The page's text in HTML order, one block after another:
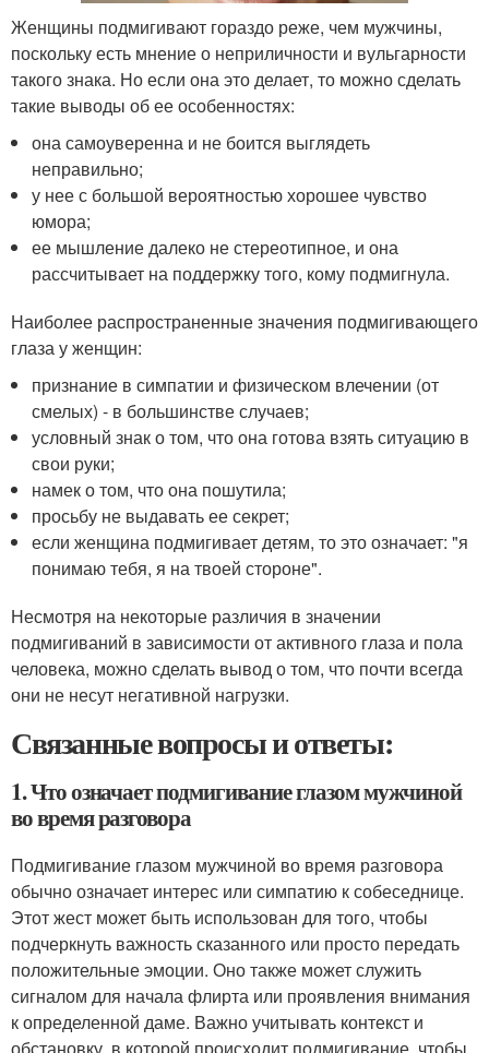
Женщины подмигивают гораздо реже, чем мужчины,
поскольку есть мнение о неприличности и вульгарности
такого знака. Но если она это делает, то можно сделать
такие выводы об ее особенностях:
она самоуверенна и не боится выглядеть
неправильно;
у нее с большой вероятностью хорошее чувство
юмора;
ее мышление далеко не стереотипное, и она
рассчитывает на поддержку того, кому подмигнула.
Наиболее распространенные значения подмигивающего
глаза у женщин:
признание в симпатии и физическом влечении (от
смелых) - в большинстве случаев;
условный знак о том, что она готова взять ситуацию в
свои руки;
намек о том, что она пошутила;
просьбу не выдавать ее секрет;
если женщина подмигивает детям, то это означает: "я
понимаю тебя, я на твоей стороне".
Несмотря на некоторые различия в значении
подмигиваний в зависимости от активного глаза и пола
человека, можно сделать вывод о том, что почти всегда
они не несут негативной нагрузки.
Связанные вопросы и ответы:
1. Что означает подмигивание глазом мужчиной
во время разговора
Подмигивание глазом мужчиной во время разговора
обычно означает интерес или симпатию к собеседнице.
Этот жест может быть использован для того, чтобы
подчеркнуть важность сказанного или просто передать
положительные эмоции. Оно также может служить
сигналом для начала флирта или проявления внимания
к определенной даме. Важно учитывать контекст и